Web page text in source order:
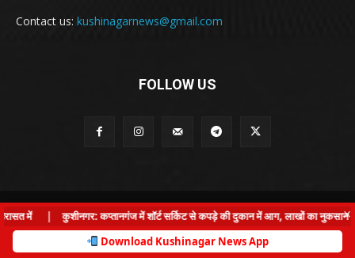
Contact us: kushinagarnews@gmail.com
FOLLOW US
© Kushinagar Live - 2022
Home About us Privacy Policy Contact us
×
में कुशीनगर: कप्तानगंज में शॉर्ट सर्किट से कपड़े की दुकान में आग, लाखों का नुकसान
|
Download Kushinagar News App